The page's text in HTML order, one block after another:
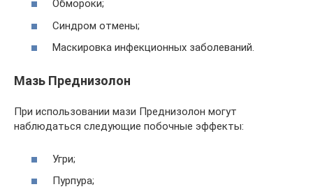
Обмороки;
Синдром отмены;
Маскировка инфекционных заболеваний.
Мазь Преднизолон
При использовании мази Преднизолон могут
наблюдаться следующие побочные эффекты:
Угри;
Пурпура;